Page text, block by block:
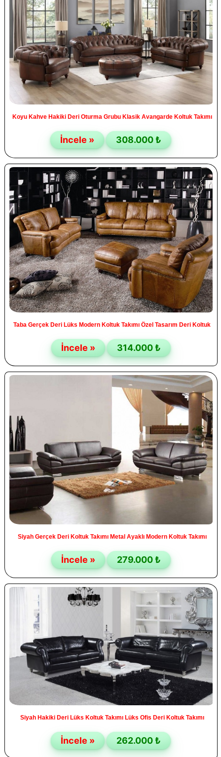
Koyu Kahve Hakiki Deri Oturma Grubu Klasik Avangarde Koltuk Takımı
İncele » 308.000 ₺
Taba Gerçek Deri Lüks Modern Koltuk Takımı Özel Tasarım Deri Koltuk
İncele » 314.000 ₺
Siyah Gerçek Deri Koltuk Takımı Metal Ayaklı Modern Koltuk Takımı
İncele » 279.000 ₺
Siyah Hakiki Deri Lüks Koltuk Takımı Lüks Ofis Deri Koltuk Takımı
İncele » 262.000 ₺